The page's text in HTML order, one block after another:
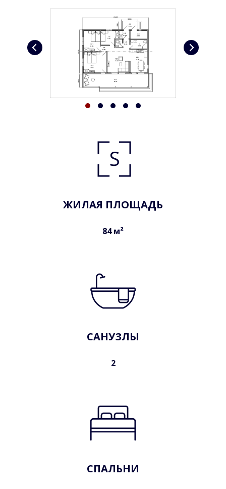
ЖИЛАЯ ПЛОЩАДЬ
84 м²
САНУЗЛЫ
2
СПАЛЬНИ